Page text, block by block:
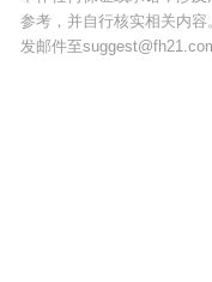
参考，并自行核实相关内
发邮件至